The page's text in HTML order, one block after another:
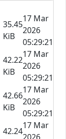
35.45
KiB
17 Mar
2026
05:29:21
42.22
KiB
17 Mar
2026
05:29:21
42.66
KiB
17 Mar
2026
05:29:21
42.24
17 Mar